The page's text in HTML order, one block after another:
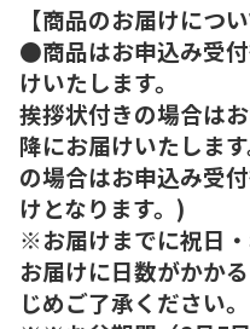
【商品のお届けについ
●商品はお申込み受
けいたします。
挨拶状付きの場合は
降にお届けいたしま
の場合はお申込み受
けとなります。)
※お届けまでに祝日・
お届けに日数がかか
じめご了承ください。